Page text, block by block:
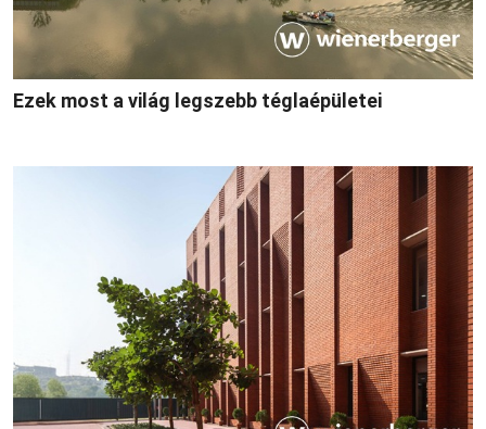
Ezek most a világ legszebb téglaépületei